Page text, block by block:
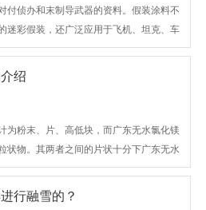
付侦办和末制导武器的资料。假装涂料不
迷彩假装，还广泛应用于飞机、坦克、车
的隐蔽，避免敌人侦办。在军事力量上做
保护的效果。
绍
为粉末、片、高低块，而广东无水氯化镁
状物。其两者之间的片状十分下广东无水
化镁相对薄很多且小，颗粒状需经过色泽
所不同。
行融雪的？